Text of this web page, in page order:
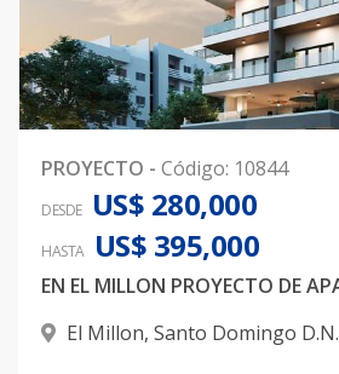
PROYECTO - Código: 10844
DESDE US$ 280,000
HASTA US$ 395,000
El Millon, Santo Domingo D.N.